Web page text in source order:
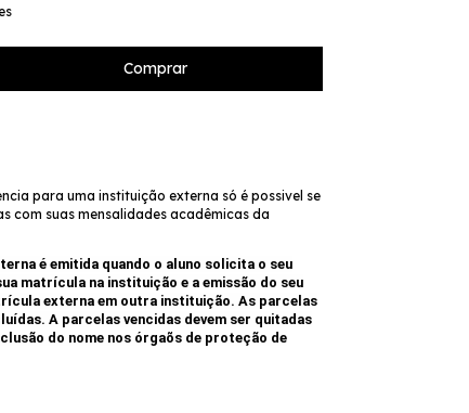
para uma instituição externa só é possivel se
com suas mensalidades acadêmicas da
é emitida quando o aluno solicita o seu
matrícula na instituição e a emissão do seu
externa em outra instituição. As parcelas
A parcelas vencidas devem ser quitadas
do nome nos órgaõs de proteção de